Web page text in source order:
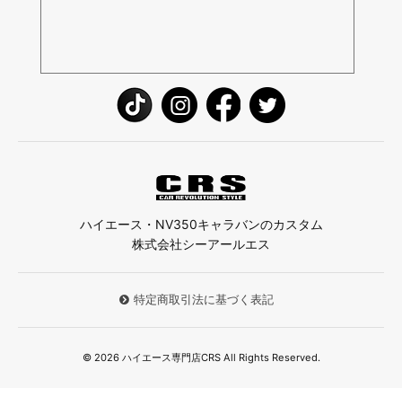
ハイエース・NV350キャラバンのカスタム
株式会社シーアールエス
特定商取引法に基づく表記
© 2026 ハイエース専門店CRS All Rights Reserved.